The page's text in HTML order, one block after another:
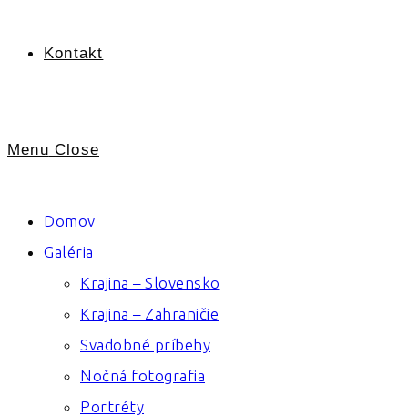
Kontakt
Menu Close
Domov
Galéria
Krajina – Slovensko
Krajina – Zahraničie
Svadobné príbehy
Nočná fotografia
Portréty